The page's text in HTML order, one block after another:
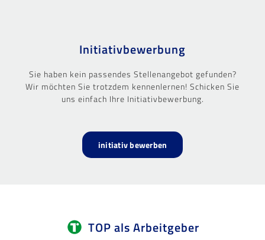
Initiativbewerbung
Sie haben kein passendes Stellenangebot gefunden?
Wir möchten Sie trotzdem kennenlernen! Schicken Sie
uns einfach Ihre Initiativbewerbung.
initiativ bewerben
TOP als Arbeitgeber